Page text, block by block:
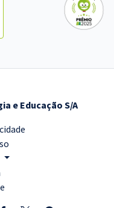
e Educação S/A